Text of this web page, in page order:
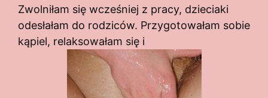
Zwolniłam się wcześniej z pracy, dzieciaki
odesłałam do rodziców. Przygotowałam sobie
kąpiel, relaksowałam się i